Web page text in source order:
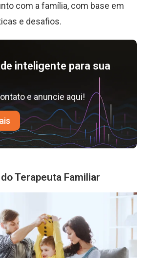
com a família, com base em
e desafios.
inteligente para sua
e anuncie aqui!
do Terapeuta Familiar